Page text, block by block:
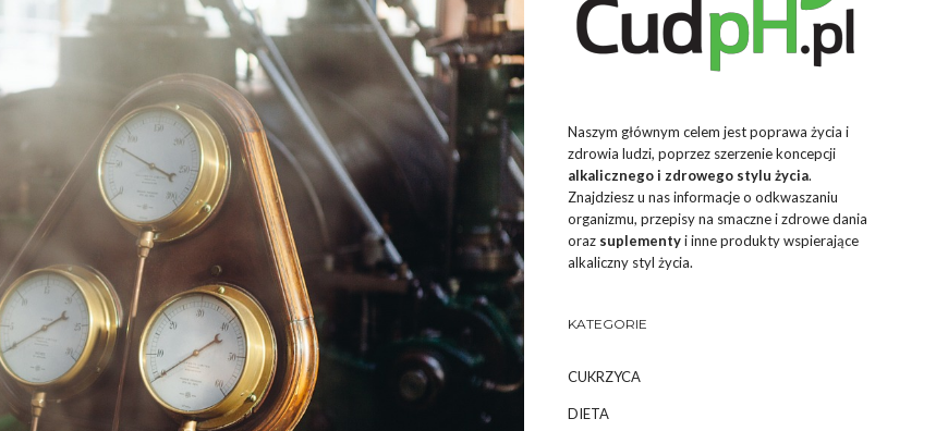
Naszym głównym celem jest poprawa życia i
zdrowia ludzi, poprzez szerzenie koncepcji
alkalicznego i zdrowego stylu życia.
Znajdziesz u nas informacje o odkwaszaniu
organizmu, przepisy na smaczne i zdrowe dania
oraz suplementyi inne produkty wspierające
alkaliczny styl życia.
KATEGORIE
CUKRZYCA
DIETA